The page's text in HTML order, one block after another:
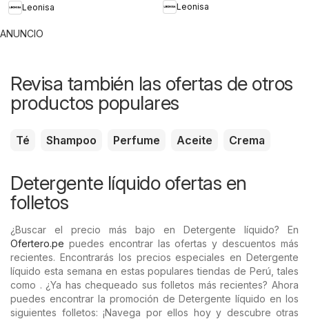
Leonisa
Leonisa
ANUNCIO
Revisa también las ofertas de otros
productos populares
Té Shampoo Perfume Aceite Crema
Detergente líquido ofertas en
folletos
¿Buscar el precio más bajo en Detergente líquido? En
Ofertero.pe puedes encontrar las ofertas y descuentos más
recientes. Encontrarás los precios especiales en Detergente
líquido esta semana en estas populares tiendas de Perú, tales
como . ¿Ya has chequeado sus folletos más recientes? Ahora
puedes encontrar la promoción de Detergente líquido en los
siguientes folletos: ¡Navega por ellos hoy y descubre otras